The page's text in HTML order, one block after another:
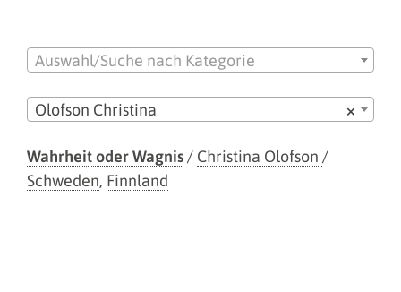
Auswahl/Suche nach Kategorie
×
Olofson Christina
Wahrheit oder Wagnis/ Christina Olofson /
Schweden, Finnland